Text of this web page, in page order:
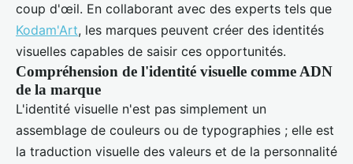
coup d'œil. En collaborant avec des experts tels que
Kodam'Art, les marques peuvent créer des identités
visuelles capables de saisir ces opportunités.
Compréhension de l'identité visuelle comme ADN
de la marque
L'identité visuelle n'est pas simplement un
assemblage de couleurs ou de typographies ; elle est
la traduction visuelle des valeurs et de la personnalité